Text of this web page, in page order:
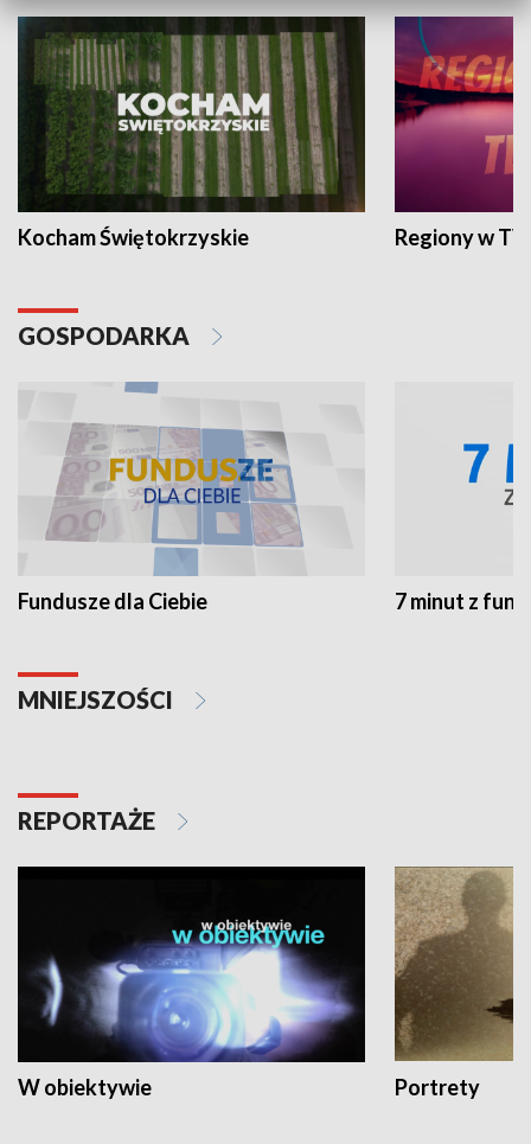
Kocham Świętokrzyskie Regiony w
GOSPODARKA
Fundusze dla Ciebie 7 minut z
MNIEJSZOŚCI
REPORTAŻE
W obiektywie Portrety